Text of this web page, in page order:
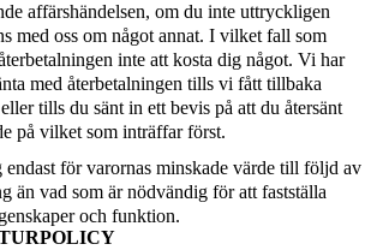
affärshändelsen, om du inte uttryckligen
med oss om något annat. I vilket fall som
inte att kosta dig något. Vi har
med återbetalningen tills vi fått tillbaka
tills du sänt in ett bevis på att du återsänt
på vilket som inträffar först.
endast för varornas minskade värde till följd av
än vad som är nödvändig för att fastställa
och funktion.